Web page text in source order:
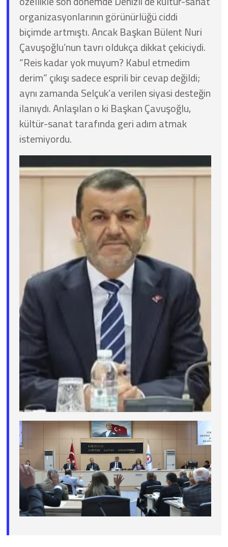
organizasyonlarının görünürlüğü ciddi
biçimde artmıştı. Ancak Başkan Bülent Nuri
Çavuşoğlu’nun tavrı oldukça dikkat çekiciydi.
“Reis kadar yok muyum? Kabul etmedim
derim” çıkışı sadece esprili bir cevap değildi;
aynı zamanda Selçuk’a verilen siyasi desteğin
ilanıydı. Anlaşılan o ki Başkan Çavuşoğlu,
kültür-sanat tarafında geri adım atmak
istemiyordu.